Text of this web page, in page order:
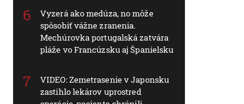
Vyzerá ako medúza, no môže
spôsobiť vážne zranenia.
Mechúrovka portugalská zatvára
pláže vo Francúzsku aj Španielsku
VIDEO: Zemetrasenie v Japonsku
zastihlo lekárov uprostred